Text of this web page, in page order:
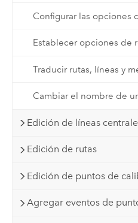
Configurar las opciones
Establecer opciones de
Traducir rutas, líneas y
Cambiar el nombre de
Edición de líneas
Edición de rutas
Edición de puntos de
Agregar eventos de